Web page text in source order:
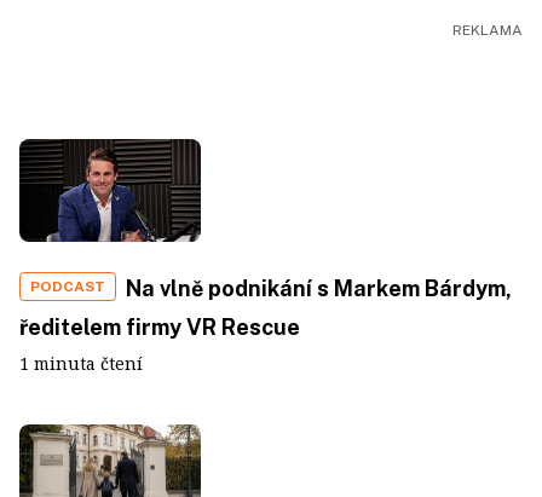
PODCAST
Na vlně podnikání s Markem Bárdym,
ředitelem firmy VR Rescue
1 minuta čtení